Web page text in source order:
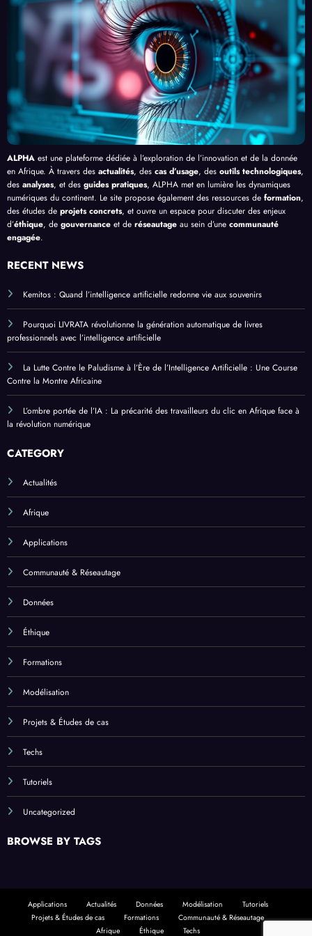
en
Afriq
Palud
isme
en
Afriq
ue
delà
de
Bang
ui
é de
l’IA
ALPHA est une plateforme dédiée à l’exploration de l’innovation et de la donnée
en Afrique. À travers des actualités, des cas d’usage, des outils technologiques,
des analyses, et des guides pratiques, ALPHA met en lumière les dynamiques
numériques du continent. Le site propose également des ressources de formation,
des études de projets concrets, et ouvre un espace pour discuter des enjeux
d’éthique, de gouvernance et de réseautage au sein d’une communauté
engagée.
RECENT NEWS
Kemitos : Quand l’intelligence artificielle redonne vie aux souvenirs
Pourquoi LIVRATA révolutionne la génération automatique de livres
professionnels avec l’intelligence artificielle
La Lutte Contre le Paludisme à l’Ère de l’Intelligence Artificielle : Une Course
Contre la Montre Africaine
L’ombre portée de l’IA : La précarité des travailleurs du clic en Afrique face à
la révolution numérique
CATEGORY
Actualités
Afrique
Applications
Communauté & Réseautage
Données
Éthique
Formations
Modélisation
Projets & Études de cas
Techs
Tutoriels
Uncategorized
BROWSE BY TAGS
Applications Actualités Données Modélisation
Tutoriels
Projets & Études de cas
Formations
Communauté & Réseautage
Afrique
Éthique Techs